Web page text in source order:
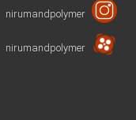
nirumandpolymer
nirumandpolymer